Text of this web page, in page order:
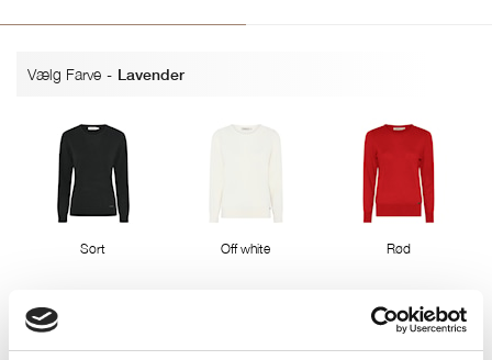
Vælg Farve - Lavender
Sort Off white Rød